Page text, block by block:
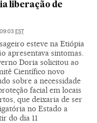
liberação de
EST
esteve na Etiópia
apresentava sintomas.
Doria solicitou ao
Científico novo
sobre a necessidade
facial em locais
que deixaria de ser
no Estado a
do dia 11